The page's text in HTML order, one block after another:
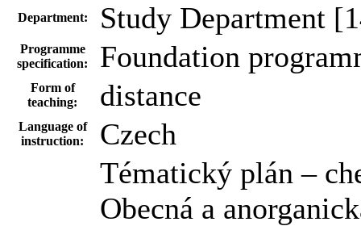
Department: Study Department
Programme
specification:
Foundation
Form of
teaching:
distance
Language of
instruction:
Czech
Tématický plán –
Obecná a